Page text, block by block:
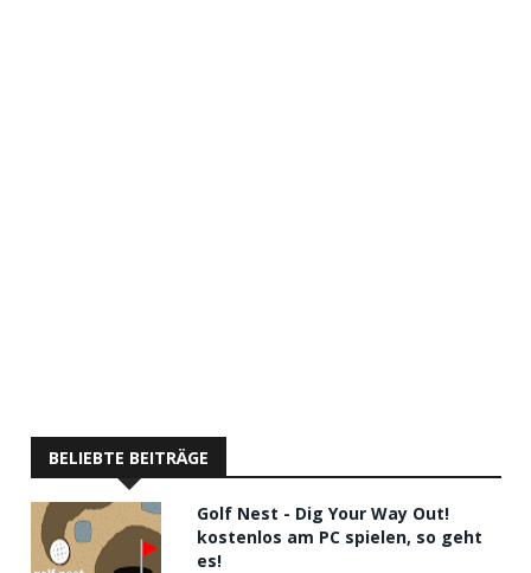
BELIEBTE BEITRÄGE
Golf Nest - Dig Your Way Out!
kostenlos am PC spielen, so geht
es!